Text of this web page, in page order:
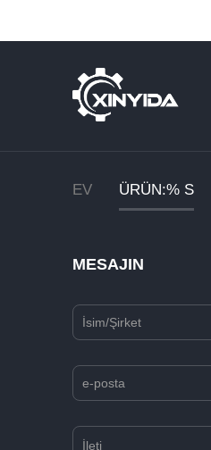
EV ÜRÜN:% S
MESAJIN